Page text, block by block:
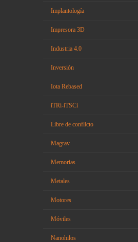
Implantología
Impresora 3D
Industria 4.0
Inversión
Iota Rebased
iTRi-iTSCi
Libre de conflicto
Magrav
Memorias
Metales
Motores
Móviles
Nanohilos